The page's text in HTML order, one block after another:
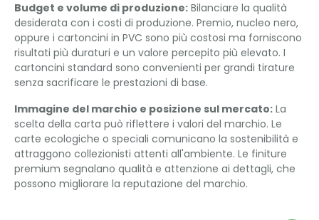
Budget e volume di produzione: Bilanciare la qualità
desiderata con i costi di produzione. Premio, nucleo nero,
oppure i cartoncini in PVC sono più costosi ma forniscono
risultati più duraturi e un valore percepito più elevato. I
cartoncini standard sono convenienti per grandi tirature
senza sacrificare le prestazioni di base.
Immagine del marchio e posizione sul mercato: La
scelta della carta può riflettere i valori del marchio. Le
carte ecologiche o speciali comunicano la sostenibilità e
attraggono collezionisti attenti all'ambiente. Le finiture
premium segnalano qualità e attenzione ai dettagli, che
possono migliorare la reputazione del marchio.